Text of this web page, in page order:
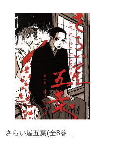
さらい屋五葉(全8巻…